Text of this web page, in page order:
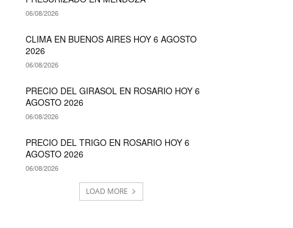
06/08/2026
CLIMA EN BUENOS AIRES HOY 6 AGOSTO
2026
06/08/2026
PRECIO DEL GIRASOL EN ROSARIO HOY 6
AGOSTO 2026
06/08/2026
PRECIO DEL TRIGO EN ROSARIO HOY 6
AGOSTO 2026
06/08/2026
LOAD MORE